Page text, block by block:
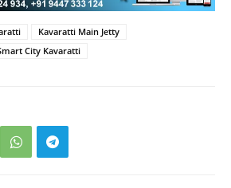
Kavaratti Main Jetty
City Kavaratti